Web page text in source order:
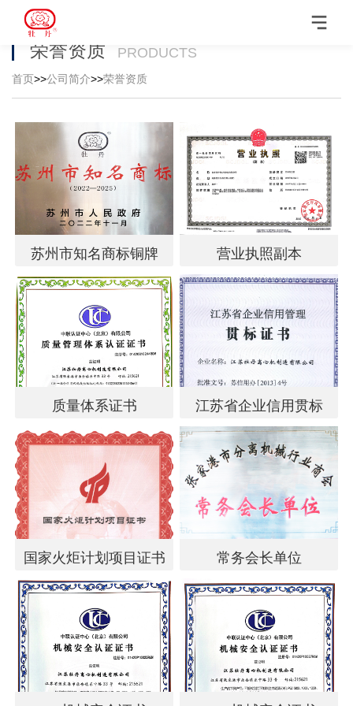
荣誉资质 PRODUCTS
首页>>公司简介>>荣誉资质
苏州市知名商标铜牌 营业执照副本
质量体系证书 江苏省企业信用贯标
国家火炬计划项目证书 常务会长单位